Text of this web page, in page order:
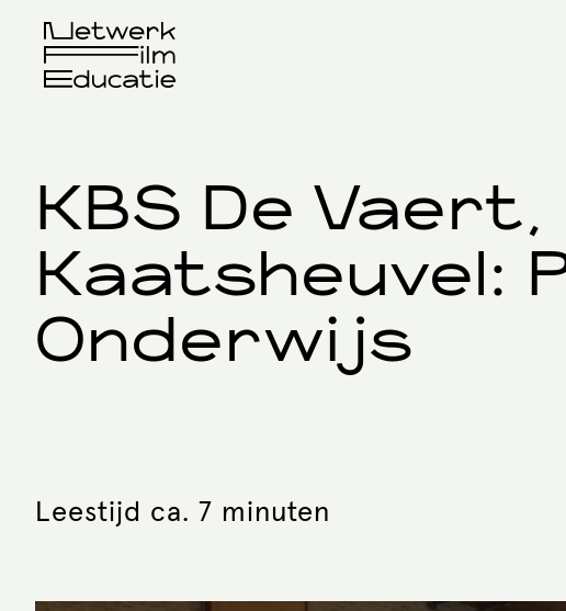
KBS De Vaert,
Kaatsheuvel:
Onderwijs
Leestijd ca. 7 minuten